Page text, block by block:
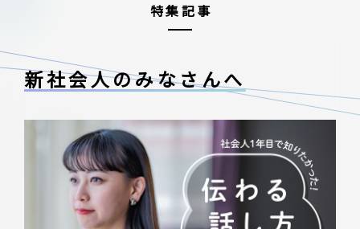
特集記事
新社会人のみなさんへ